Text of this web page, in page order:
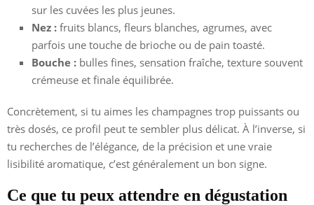
sur les cuvées les plus jeunes.
Nez : fruits blancs, fleurs blanches, agrumes, avec
parfois une touche de brioche ou de pain toasté.
Bouche : bulles fines, sensation fraîche, texture souvent
crémeuse et finale équilibrée.
Concrètement, si tu aimes les champagnes trop puissants ou
très dosés, ce profil peut te sembler plus délicat. À l’inverse, si
tu recherches de l’élégance, de la précision et une vraie
lisibilité aromatique, c’est généralement un bon signe.
Ce que tu peux attendre en dégustation